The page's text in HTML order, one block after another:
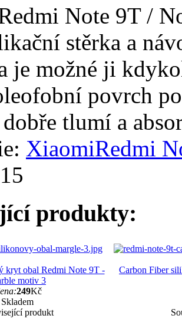
Note 9T /
stěrka a
je možné ji
povrch
tlumí a
XiaomiRedmi
produkty:
kryt obal Redmi Note 9T -
motiv 3
249Kč
Skladem
produkt
Carbon Fiber